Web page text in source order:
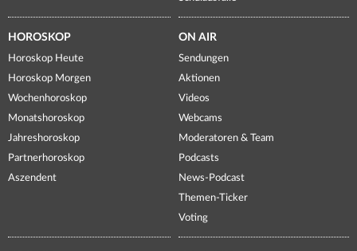
HOROSKOP
Horoskop Heute
Horoskop Morgen
Wochenhoroskop
Monatshoroskop
Jahreshoroskop
Partnerhoroskop
Aszendent
ON AIR
Sendungen
Aktionen
Videos
Webcams
Moderatoren & Team
Podcasts
News-Podcast
Themen-Ticker
Voting